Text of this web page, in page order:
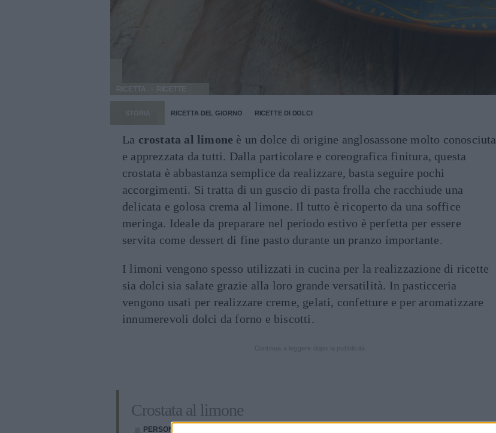
RICETTA
STORIA RICETTA DEL GIORNO RICETTE DI DOLCI
La crostata al limone è un dolce di origine anglosassone molto conosciuta
e apprezzata da tutti. Dalla particolare e coreografica finitura, questa
crostata è abbastanza semplice da realizzare, basta seguire pochi
accorgimenti. Si tratta di un guscio di pasta frolla che racchiude una
delicata e golosa crema al limone. Il tutto è ricoperto da una soffice
meringa. Ideale da preparare nel periodo estivo è perfetta per essere
servita come dessert di fine pasto durante un pranzo importante.
I limoni vengono spesso utilizzati in cucina per la realizzazione di ricette
sia dolci sia salate grazie alla loro grande versatilità. In pasticceria
vengono usati per realizzare creme, gelati, confetture e per aromatizzare
innumerevoli dolci da forno e biscotti.
Crostata al limone
PERSONE: